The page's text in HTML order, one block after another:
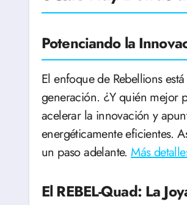
Potenciando la
El enfoque de Rebellions
generación. ¿Y quién mejor
acelerar la innovación y
energéticamente eficientes.
un paso adelante.Más
El REBEL-Quad: La